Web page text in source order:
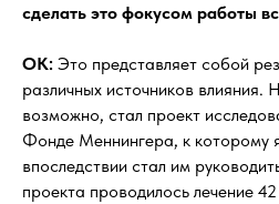
сделать это фокусом работы
OK: Это представляет собой
различных источников
возможно, стал проект
Фонде Меннингера, к которому
впоследствии стал им
проекта проводилось лечение